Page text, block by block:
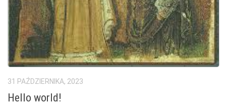
31 PAŹDZIERNIKA, 2023
Hello world!